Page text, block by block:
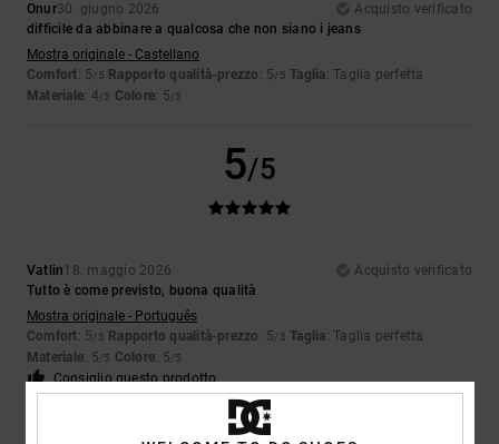
Onur30. giugno 2026
Acquisto verificato
difficile da abbinare a qualcosa che non siano i jeans
Mostra originale - Castellano
Comfort: 5/5 Rapporto qualità-prezzo : 5/5 Taglia: Taglia perfetta
Materiale: 4/5 Colore: 5/5
5/5
Vatlin18. maggio 2026
Acquisto verificato
Tutto è come previsto, buona qualità
Mostra originale - Português
Comfort: 5/5 Rapporto qualità-prezzo : 5/5 Taglia: Taglia perfetta
Materiale: 5/5 Colore: 5/5
Consiglio questo prodotto